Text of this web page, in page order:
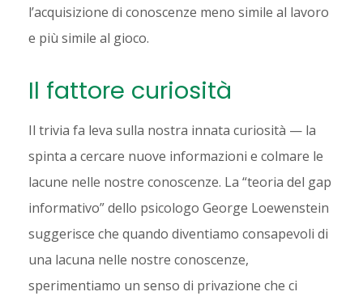
l’acquisizione di conoscenze meno simile al lavoro
e più simile al gioco.
Il fattore curiosità
Il trivia fa leva sulla nostra innata curiosità — la
spinta a cercare nuove informazioni e colmare le
lacune nelle nostre conoscenze. La “teoria del gap
informativo” dello psicologo George Loewenstein
suggerisce che quando diventiamo consapevoli di
una lacuna nelle nostre conoscenze,
sperimentiamo un senso di privazione che ci